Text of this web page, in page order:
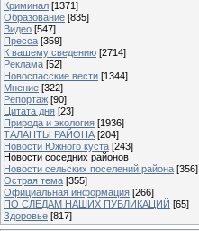
Криминал [1371]
Образование [835]
Видео [547]
Пресса [359]
К вашему сведению [2714]
Реклама [52]
Новоспасские вести [1344]
Мнение [322]
Репортаж [90]
Цитата дня [23]
Природа и экология [1936]
ТАЛАНТЫ РАЙОНА [204]
Новости Южного куста [243]
Новости соседних районов
Новости сельских поселений района [356]
Острая тема [355]
Официальная информация [266]
ПО СЛЕДАМ НАШИХ ПУБЛИКАЦИЙ [65]
Здоровье [817]